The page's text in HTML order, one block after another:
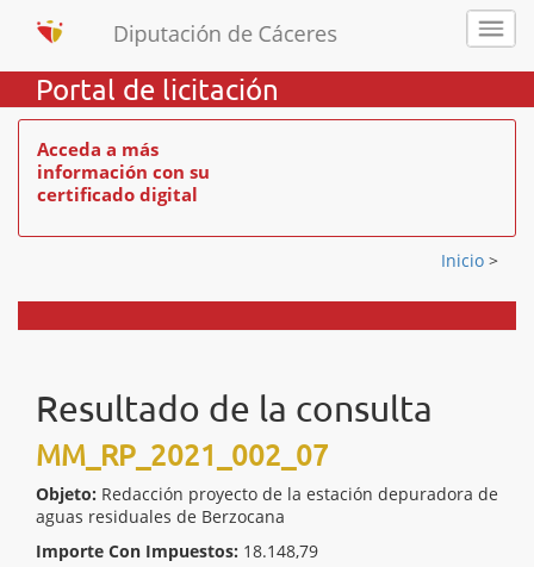
Portal de licitación
Acceda a más
información con su
certificado digital
Inicio >
Resultado de la consulta
MM_RP_2021_002_07
Objeto: Redacción proyecto de la estación depuradora de
aguas residuales de Berzocana
Importe Con Impuestos: 18.148,79